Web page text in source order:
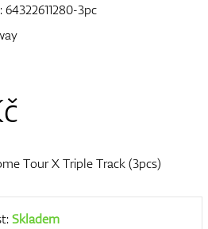
64322611280-3pc
Tour X Triple Track (3pcs)
Skladem